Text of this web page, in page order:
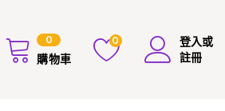
0
購物車
0
登入或
註冊